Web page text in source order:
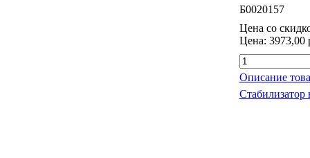
Б0020157
Цена со
Цена: 3973,00
Описание